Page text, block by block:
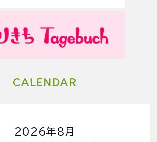
CALENDAR
2026年8月